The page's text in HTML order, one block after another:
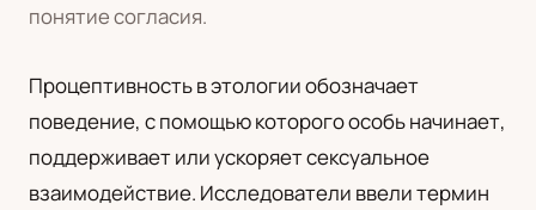
Редакционная политика
PL
Polski
RU
Русский
UA
Українська
понятие согласия.
Процептивность в этологии обозначает
поведение, с помощью которого особь начинает,
поддерживает или ускоряет сексуальное
взаимодействие. Исследователи ввели термин